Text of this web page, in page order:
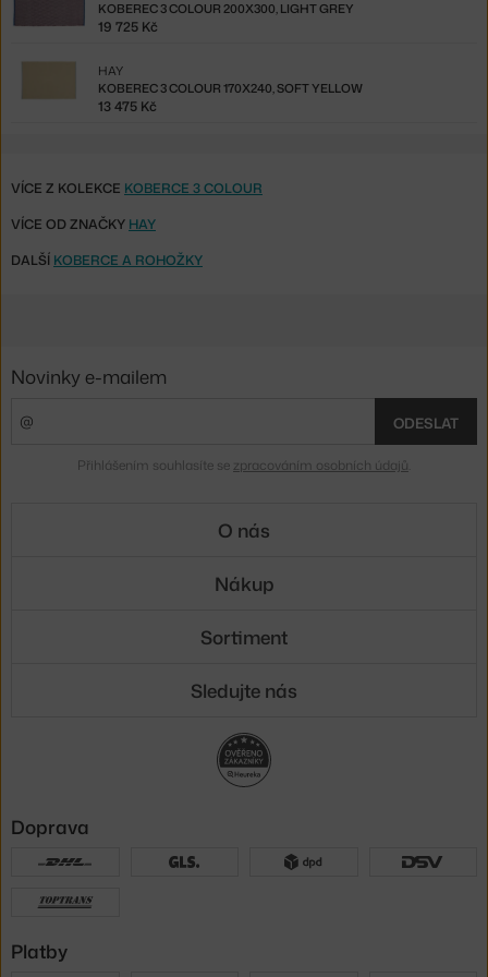
KOBEREC 3 COLOUR 200X300, LIGHT GREY
19 725 Kč
KOBEREC 3 COLOUR 170X240, SOFT YELLOW
HAY
13 475 Kč
VÍCE Z KOLEKCE KOBERCE 3 COLOUR
VÍCE OD ZNAČKY HAY
DALŠÍ KOBERCE A ROHOŽKY
Novinky e-mailem
ODESLAT
Přihlášením souhlasíte se zpracováním osobních údajů
O nás
Nákup
Sortiment
Sledujte nás
Doprava
Platby